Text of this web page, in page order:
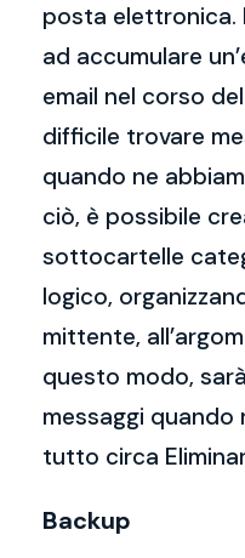
posta elettronica.
ad accumulare
email nel corso
difficile trovare
quando ne
ciò, è possibile
sottocartelle
logico,
mittente,
questo modo,
messaggi quando
tutto circa
Backup